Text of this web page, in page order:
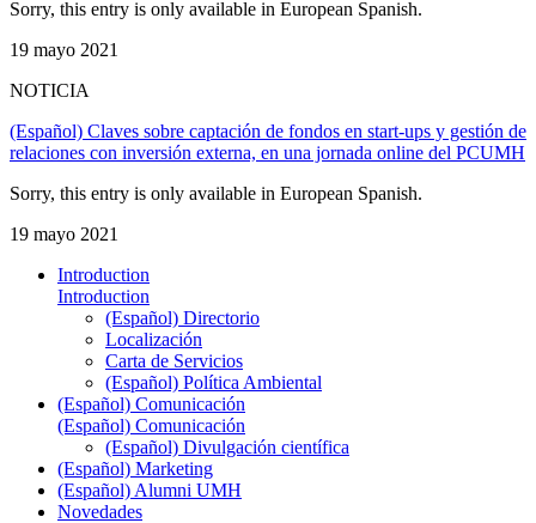
Sorry, this entry is only available in European Spanish.
19 mayo 2021
NOTICIA
(Español) Claves sobre captación de fondos en start-ups y gestión de
relaciones con inversión externa, en una jornada online del PCUMH
Sorry, this entry is only available in European Spanish.
19 mayo 2021
Introduction
Introduction
(Español) Directorio
Localización
Carta de Servicios
(Español) Política Ambiental
(Español) Comunicación
(Español) Comunicación
(Español) Divulgación científica
(Español) Marketing
(Español) Alumni UMH
Novedades